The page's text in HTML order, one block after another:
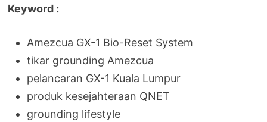
Keyword :
Amezcua GX-1 Bio-Reset System
tikar grounding Amezcua
pelancaran GX-1 Kuala Lumpur
produk kesejahteraan QNET
grounding lifestyle